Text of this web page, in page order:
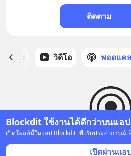
Blockdit ใช้งานได้ดีกว่าบนแอป
เปิดโพสต์นี้ในแอป Blockdit เพื่อรับประสบการณ์
เปิดผ่านแอป
ติดตาม
ด้ดาว วิดีโอ พอดแค
ยังไม่มีพอดแ